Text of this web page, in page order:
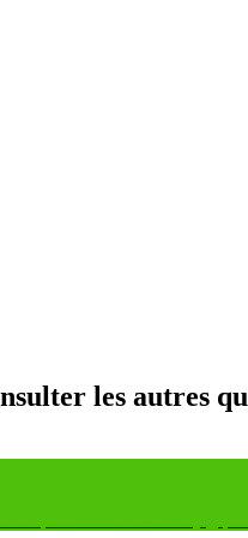
les autres